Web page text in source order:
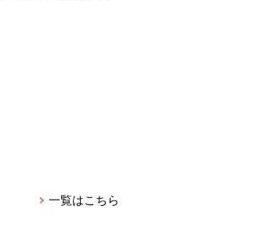
一覧はこちら